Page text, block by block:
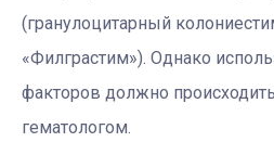
(гранулоцитарный
«Филграстим»). Однако
факторов должно
гематологом.